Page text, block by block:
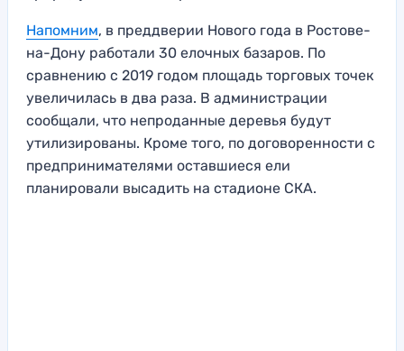
Напомним, в преддверии Нового года в Ростове-
на-Дону работали 30 елочных базаров. По
сравнению с 2019 годом площадь торговых точек
увеличилась в два раза. В администрации
сообщали, что непроданные деревья будут
утилизированы. Кроме того, по договоренности с
предпринимателями оставшиеся ели
планировали высадить на стадионе СКА.